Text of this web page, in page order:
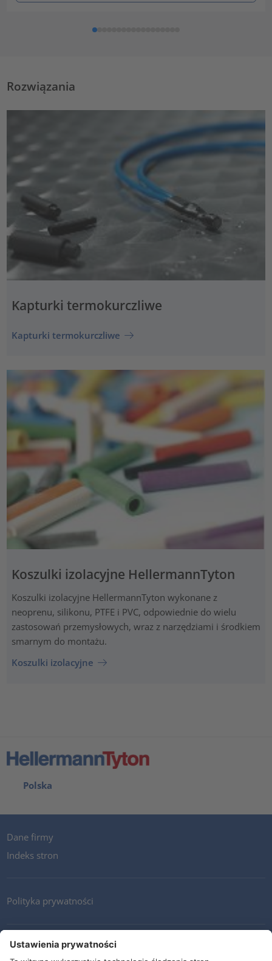
Rozwiązania
Kapturki termokurczliwe
Kapturki termokurczliwe
Koszulki izolacyjne HellermannTyton
Koszulki izolacyjne HellermannTyton wykonane z
neoprenu, silikonu, PTFE i PVC, odpowiednie do wielu
zastosowań przemysłowych, wraz z narzędziami i środkiem
smarnym do montażu.
Koszulki izolacyjne
Polska
Dane firmy
Indeks stron
Polityka prywatności